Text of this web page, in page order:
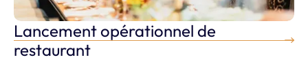
Créer mon restaurant
Lancement opérationnel de
restaurant